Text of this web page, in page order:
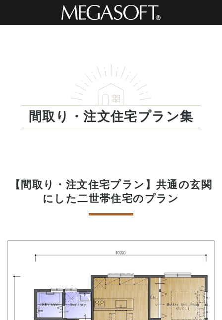
間取り・注文住宅プラン集
【間取り・注文住宅プラン】共通の玄関
にした二世帯住宅のプラン